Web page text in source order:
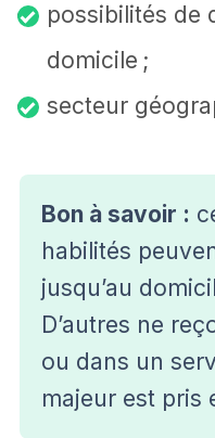
possibilités de
domicile ;
secteur
Bon à savoir :
habilités
jusqu’au
D’autres ne
ou dans un
majeur est pris